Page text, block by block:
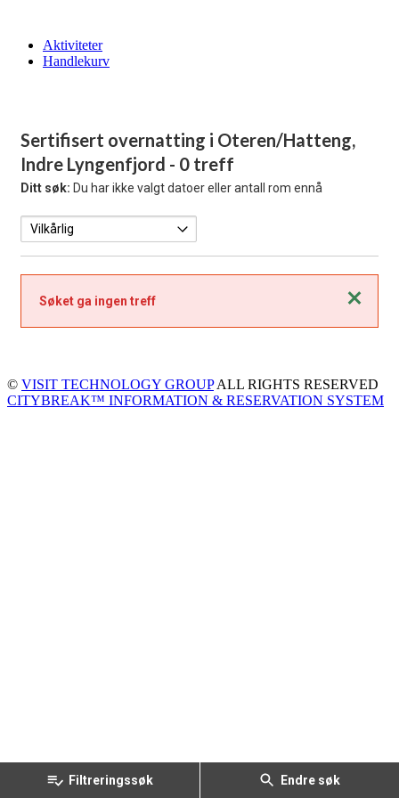
Aktiviteter
Handlekurv
Sertifisert overnatting i Oteren/Hatteng,
Indre Lyngenfjord - 0 treff
Ditt søk: Du har ikke valgt datoer eller antall rom ennå
Søket ga ingen treff
Filtreringssøk Endre søk
© VISIT TECHNOLOGY GROUPALL RIGHTS RESERVED
CITYBREAK™ INFORMATION & RESERVATION SYSTEM